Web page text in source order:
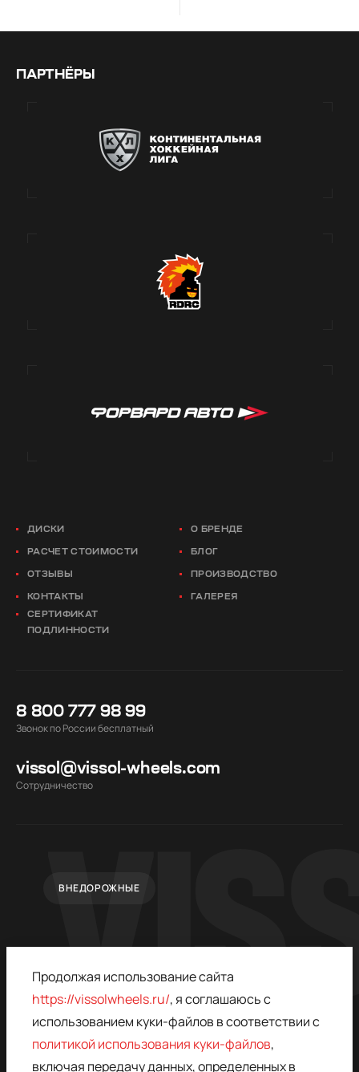
ПАРТНЁРЫ
ДИСКИ О БРЕНДЕ
РАСЧЕТ СТОИМОСТИ БЛОГ
ОТЗЫВЫ ПРОИЗВОДСТВО
КОНТАКТЫ
ГАЛЕРЕЯ
СЕРТИФИКАТ
ПОДЛИННОСТИ
8 800 777 98 99
Звонок по России бесплатный
vissol@vissol-wheels.com
Cотрудничество
ВНЕДОРОЖНЫЕ
© 2015–2026,
ПОЛИТИКА
Продолжая использование сайта
https://vissolwheels.ru/, я соглашаюсь с
использованием куки-файлов в соответствии с
политикой использования куки-файлов,
включая передачу данных, определенных в